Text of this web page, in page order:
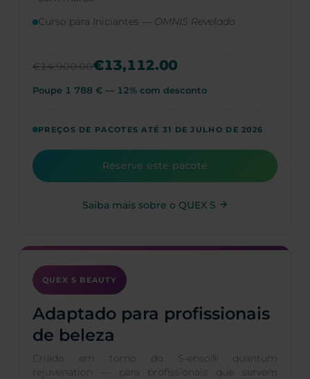
Curso para Iniciantes — OMNIS Revelado
€14,900.00€13,112.00
Poupe 1 788 € — 12% com desconto
PREÇOS DE PACOTES ATÉ 31 DE JULHO DE 2026
Reserve este pacote
Saiba mais sobre o QUEX S
QUEX S BEAUTY
Adaptado para profissionais
de beleza
Criado em torno do S-enso® quantum
rejuvenation — para profissionais que servem